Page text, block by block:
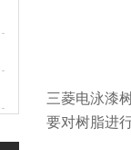
三菱电泳漆
要对树脂进